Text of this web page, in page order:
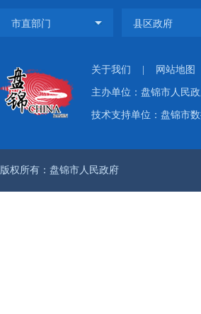
关于我们 网站地图
主办单位：盘锦市人
技术支持单位：盘锦市
版权所有：盘锦市人民政府